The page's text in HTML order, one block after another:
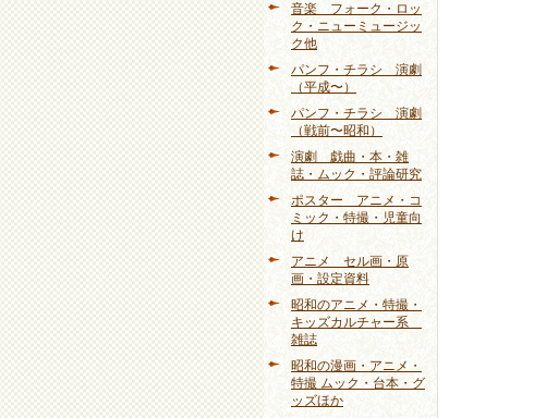
音楽 フォーク・ロッ
ク・ニューミュージッ
ク他
パンフ・チラシ 演劇
（平成〜）
パンフ・チラシ 演劇
（戦前〜昭和）
演劇 戯曲・本・雑
誌・ムック・評論研究
ポスター アニメ・コ
ミック・特撮・児童向
け
アニメ セル画・原
画・設定資料
昭和のアニメ・特撮・
キッズカルチャー系
雑誌
昭和の漫画・アニメ・
特撮 ムック・台本・グ
ッズほか